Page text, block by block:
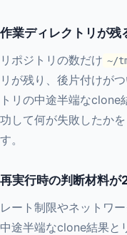
作業ディレクトリが残
リポジトリの数だけ ~/
リが残り、後片付けが
トリの中途半端な
功して何が失敗したか
す。
再実行時の判断材料が
レート制限やネットワ
中途半端なclone結果と